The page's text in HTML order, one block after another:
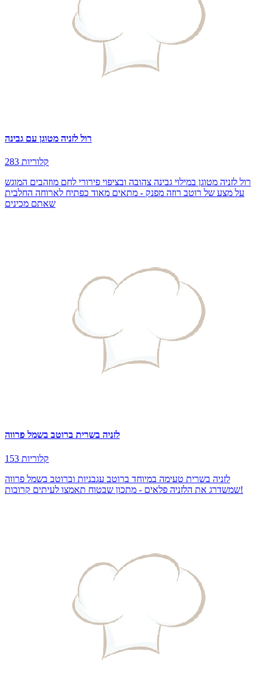
רול לזניה מטוגן עם גבינה
283 קלוריות
רול לזניה מטוגן במילוי גבינה צהובה ובציפוי פירורי לחם מוזהבים המוגש
על מצע של רוטב רוזה מפנק - מתאים מאוד כפתיח לארוחה החלבית
שאתם מכינים
לזניה בשרית ברוטב בשמל פרווה
153 קלוריות
לזניה בשרית טעימה במיוחד ברוטב עגבניות וברוטב בשמל פרווה
שמשדרג את הלזניה פלאים - מתכון שבטוח תאמצו לעיתים קרובות!